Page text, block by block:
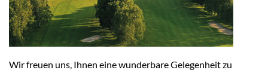
Wir freuen uns, Ihnen eine wunderbare Gelegenheit zu